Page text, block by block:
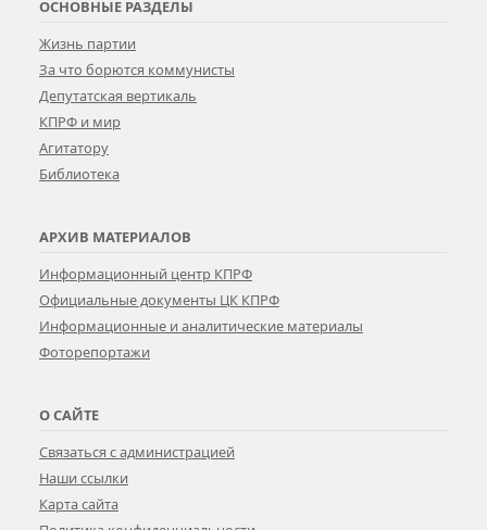
ОСНОВНЫЕ РАЗДЕЛЫ
Жизнь партии
За что борются коммунисты
Депутатская вертикаль
КПРФ и мир
Агитатору
Библиотека
АРХИВ МАТЕРИАЛОВ
Информационный центр КПРФ
Официальные документы ЦК КПРФ
Информационные и аналитические материалы
Фоторепортажи
О САЙТЕ
Связаться с администрацией
Наши ссылки
Карта сайта